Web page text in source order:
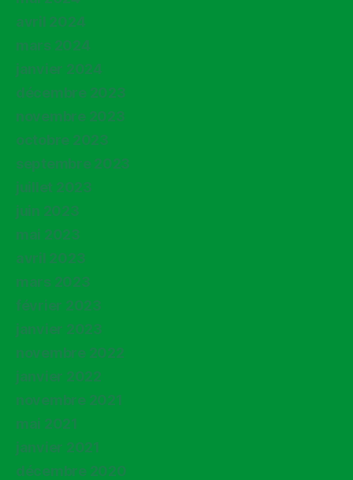
avril 2024
mars 2024
janvier 2024
décembre 2023
novembre 2023
octobre 2023
septembre 2023
juillet 2023
juin 2023
mai 2023
avril 2023
mars 2023
février 2023
janvier 2023
novembre 2022
janvier 2022
novembre 2021
mai 2021
janvier 2021
décembre 2020